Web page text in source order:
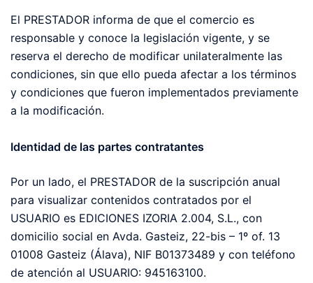
El PRESTADOR informa de que el comercio es
responsable y conoce la legislación vigente, y se
reserva el derecho de modificar unilateralmente las
condiciones, sin que ello pueda afectar a los términos
y condiciones que fueron implementados previamente
a la modificación.
Identidad de las partes contratantes
Por un lado, el PRESTADOR de la suscripción anual
para visualizar contenidos contratados por el
USUARIO es EDICIONES IZORIA 2.004, S.L., con
domicilio social en Avda. Gasteiz, 22-bis – 1º of. 13
01008 Gasteiz (Álava), NIF B01373489 y con teléfono
de atención al USUARIO: 945163100.